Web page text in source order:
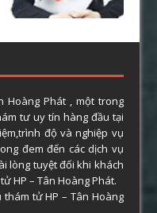
Hoàng Phát , một trong
tư uy tín hàng đầu tại
độ và nghiệp vụ
đem đến các dịch vụ
lòng tuyệt đối khi khách
HP – Tân Hoàng Phát.
tử HP – Tân Hoàng